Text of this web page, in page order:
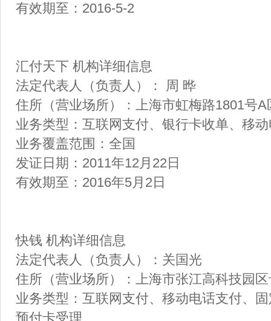
有效期至：2016-5-2
汇付天下 机构详细信息
法定代表人（负责人）： 周 晔
住所（营业场所）：上海市虹梅路1801号
业务类型：互联网支付、银行卡收单、移
业务覆盖范围：全国
发证日期：2011年12月22日
有效期至：2016年5月2日
快钱 机构详细信息
法定代表人（负责人）：关国光
住所（营业场所）：上海市张江高科技园
业务类型：互联网支付、移动电话支付、
预付卡受理